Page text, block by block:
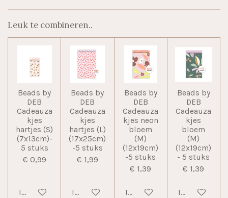
Leuk te combineren..
Beads by
DEB
Cadeauza
kjes
hartjes (S)
(7x13cm)-
5 stuks
€ 0,99
In winkelwagen
Beads by
DEB
Cadeauza
kjes
hartjes (L)
(17x25cm)
-5 stuks
€ 1,99
In winkelwagen
Beads by
DEB
Cadeauza
kjes neon
bloem
(M)
(12x19cm)
-5 stuks
€ 1,39
In winkelwagen
Beads by
DEB
Cadeauza
kjes
bloem
(M)
(12x19cm)
- 5 stuks
€ 1,39
In